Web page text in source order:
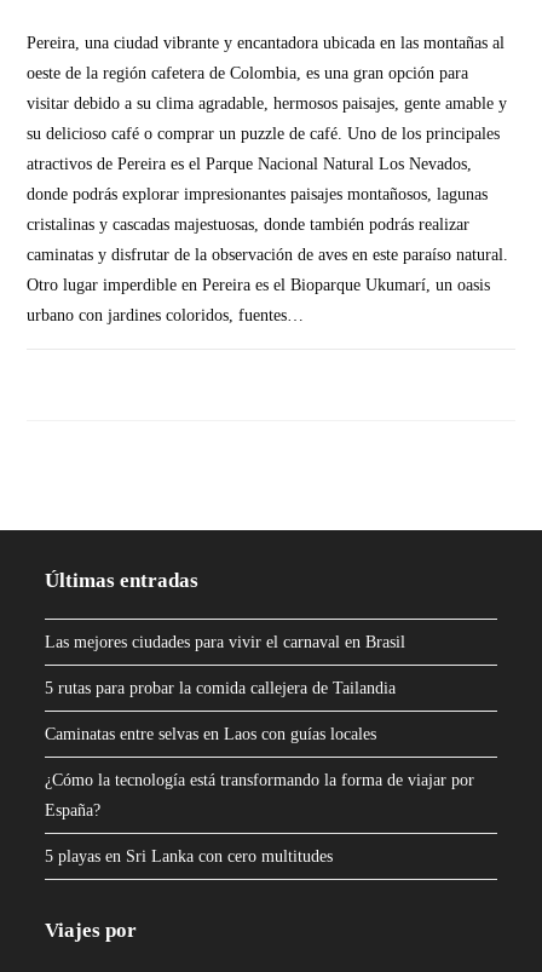
Pereira, una ciudad vibrante y encantadora ubicada en las montañas al
oeste de la región cafetera de Colombia, es una gran opción para
visitar debido a su clima agradable, hermosos paisajes, gente amable y
su delicioso café o comprar un puzzle de café. Uno de los principales
atractivos de Pereira es el Parque Nacional Natural Los Nevados,
donde podrás explorar impresionantes paisajes montañosos, lagunas
cristalinas y cascadas majestuosas, donde también podrás realizar
caminatas y disfrutar de la observación de aves en este paraíso natural.
Otro lugar imperdible en Pereira es el Bioparque Ukumarí, un oasis
urbano con jardines coloridos, fuentes…
Últimas entradas
Las mejores ciudades para vivir el carnaval en Brasil
5 rutas para probar la comida callejera de Tailandia
Caminatas entre selvas en Laos con guías locales
¿Cómo la tecnología está transformando la forma de viajar por
España?
5 playas en Sri Lanka con cero multitudes
Viajes por